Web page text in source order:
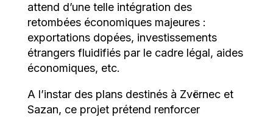
attend d’une telle intégration des
retombées économiques majeures :
exportations dopées, investissements
étrangers fluidifiés par le cadre légal, aides
économiques, etc.
A l’instar des plans destinés à Zvërnec et
Sazan, ce projet prétend renforcer